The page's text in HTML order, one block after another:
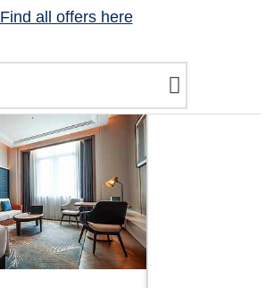
Find all offers here